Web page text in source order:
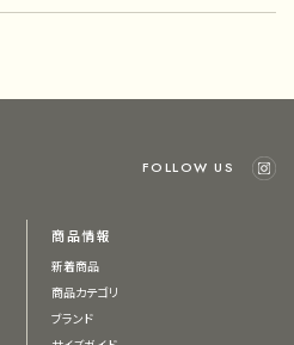
FOLLOW US
商品情報
新着商品
商品カテゴリ
ブランド